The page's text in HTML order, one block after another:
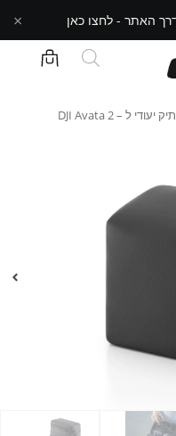
×
תיק יעודי ל – DJI Avata 2